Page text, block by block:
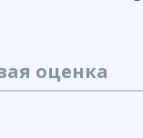
оценка